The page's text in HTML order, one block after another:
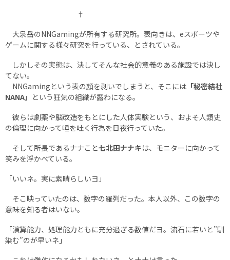
†
大泉岳のNNGamingが所有する研究所。表向きは、eスポーツや
ゲームに関する様々研究を行っている、とされている。
しかしその実態は、決してそんな社会的意義のある施設では決し
てない。
NNGamingという表の顔を剥いでしまうと、そこには 「秘密結社
NANA」 という狂気の組織が露わになる。
彼らは劇薬や脳改造をもとにした人体実験という、およそ人類史
の倫理に向かって唾を吐く行為を日夜行っていた。
そして所長であるナナこと七北田ナナキは、モニターに向かって
笑みを浮かべている。
「いいネ。実に素晴らしいヨ」
そこ映っていたのは、数字の羅列だった。本人以外、この数字の
意味を知る者はいない。
「演算能力、処理能力ともに充分過ぎる数値だヨ。流石に若いと”馴
染む”のが早いネ」